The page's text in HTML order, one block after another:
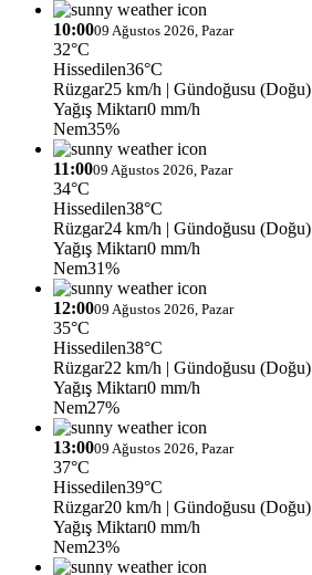
10:0009 Ağustos 2026, Pazar
32°C
Hissedilen36°C
Rüzgar25 km/h | Gündoğusu (Doğu)
Yağış Miktarı0 mm/h
Nem35%
11:0009 Ağustos 2026, Pazar
34°C
Hissedilen38°C
Rüzgar24 km/h | Gündoğusu (Doğu)
Yağış Miktarı0 mm/h
Nem31%
12:0009 Ağustos 2026, Pazar
35°C
Hissedilen38°C
Rüzgar22 km/h | Gündoğusu (Doğu)
Yağış Miktarı0 mm/h
Nem27%
13:0009 Ağustos 2026, Pazar
37°C
Hissedilen39°C
Rüzgar20 km/h | Gündoğusu (Doğu)
Yağış Miktarı0 mm/h
Nem23%